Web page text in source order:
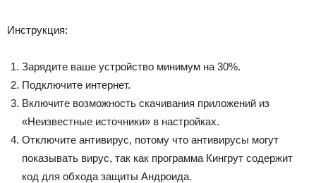
Инструкция:
Зарядите ваше устройство минимум на 30%.
Подключите интернет.
Включите возможность скачивания приложений из
«Неизвестные источники» в настройках.
Отключите антивирус, потому что антивирусы могут
показывать вирус, так как программа Кингрут содержит
код для обхода защиты Андроида.